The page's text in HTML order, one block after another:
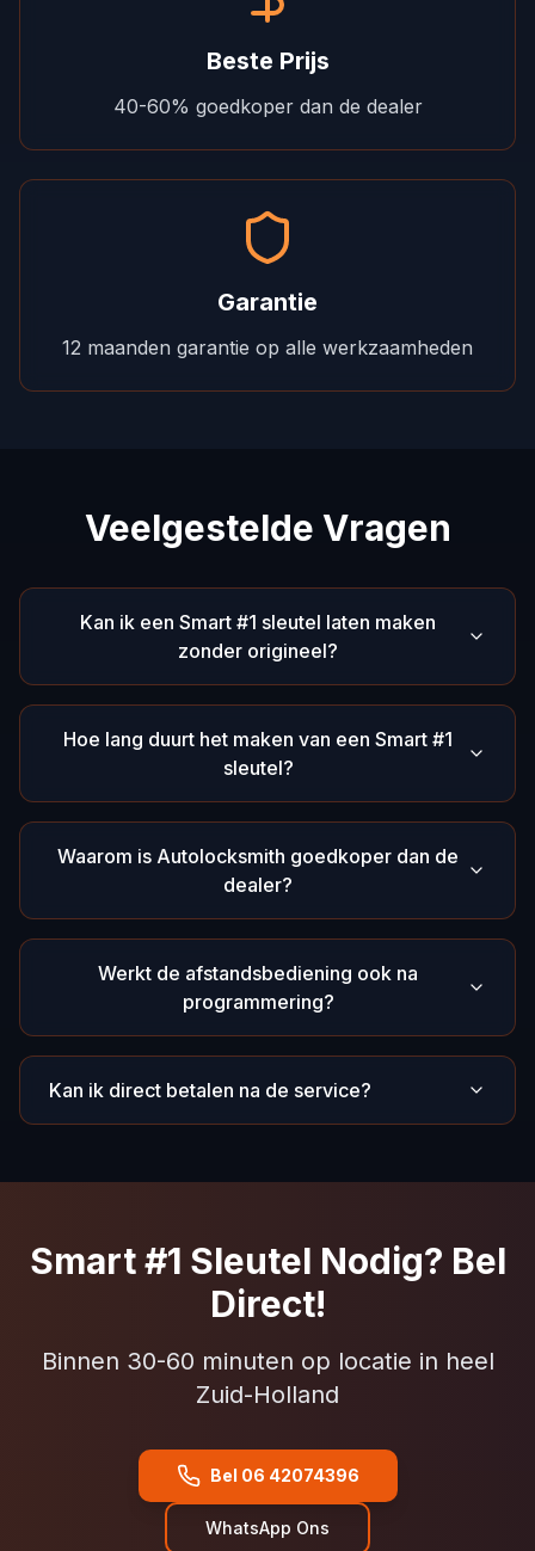
Beste Prijs
40-60% goedkoper dan de dealer
Garantie
12 maanden garantie op alle werkzaamheden
Veelgestelde Vragen
Kan ik een Smart #1 sleutel laten maken
zonder origineel?
Hoe lang duurt het maken van een Smart #1
sleutel?
Waarom is Autolocksmith goedkoper dan de
dealer?
Werkt de afstandsbediening ook na
programmering?
Kan ik direct betalen na de service?
Smart #1 Sleutel Nodig? Bel
Direct!
Binnen 30-60 minuten op locatie in heel
Zuid-Holland
Bel 06 42074396
WhatsApp Ons